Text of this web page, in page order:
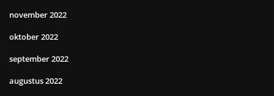
november 2022
oktober 2022
september 2022
augustus 2022